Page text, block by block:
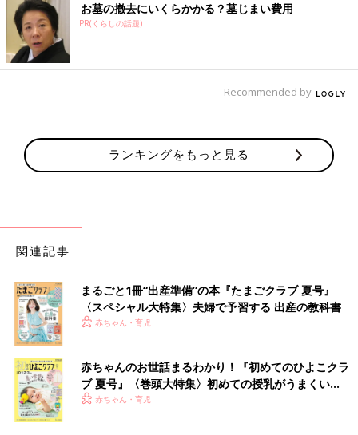
参考／『初めてのひよこクラブ』2025年夏号「母乳・ミルク・
混合 夏の授乳がうまくいく入門ガイド」特集
お墓の撤去にいくらかかる？墓じまい費用
PR(くらしの話題)
Recommended by
ランキングをもっと見る
関連記事
まるごと1冊“出産準備”の本『たまごクラブ 夏号』
〈スペシャル大特集〉夫婦で予習する 出産の教科書
赤ちゃん・育児
赤ちゃんのお世話まるわかり！『初めてのひよこクラ
ブ 夏号』〈巻頭大特集〉初めての授乳がうまくい
く！ おっぱい・ミルクの基本と夏のトラブル 解決テ
赤ちゃん・育児